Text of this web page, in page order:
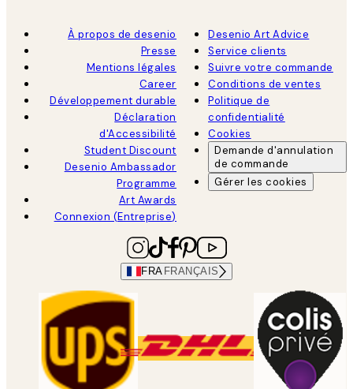
À propos de desenio
Presse
Mentions légales
Career
Développement durable
Déclaration
d'Accessibilité
Student Discount
Desenio Ambassador
Programme
Art Awards
Connexion (Entreprise)
Desenio Art Advice
Service clients
Suivre votre commande
Conditions de ventes
Politique de
confidentialité
Cookies
Demande d'annulation
de commande
Gérer les cookies
FRA FRANÇAIS